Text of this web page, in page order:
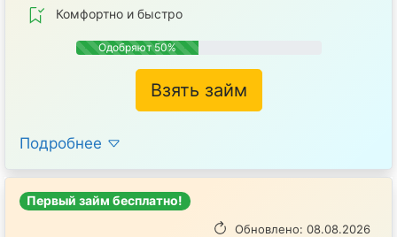
Комфортно и быстро
Одобряют 50%
Взять займ
Подробнее
Первый займ бесплатно!
Обновлено: 08.08.2026